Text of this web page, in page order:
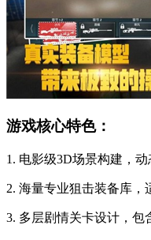
游戏核心特色：
1. 电影级3D场景构建，
2. 海量专业狙击装备库，
3. 多层剧情关卡设计，包